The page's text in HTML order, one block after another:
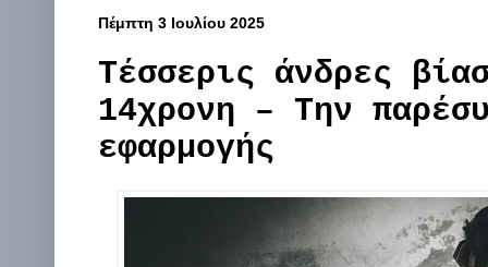
Πέμπτη 3 Ιουλίου 2025
Τέσσερις άνδρες
14χρονη – Την
εφαρμογής